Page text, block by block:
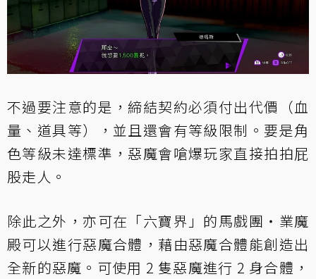
不過要注意的是，締結契約必須付出代價（血
量、道具等），並且還會有等級限制。要是角
色等級未達標準，惡魔會嗆爆玩家直接拍拍屁
股走人。
除此之外，亦可在「六寶界」的馬戲團・業魔
殿可以進行惡魔合體，藉由惡魔合體能創造出
全新的惡魔。可使用 2 隻惡魔進行 2 身合體，